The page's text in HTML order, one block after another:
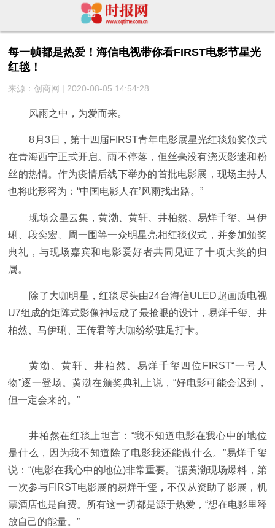
每一帧都是热爱！海信电视带你看FIRST电影节星光
红毯！
来源：创商网 | 2020-08-05 14:54:28
风雨之中，为爱而来。
8月3日，第十四届FIRST青年电影展星光红毯颁奖仪式
在青海西宁正式开启。雨不停落，但丝毫没有浇灭影迷和粉
丝的热情。作为疫情后线下举办的首批电影展，现场主持人
也将此形容为：“中国电影人在’风雨找出路。”
现场众星云集，黄渤、黄轩、井柏然、易烊千玺、马伊
琍、段奕宏、周一围等一众明星亮相红毯仪式，并参加颁奖
典礼，与现场嘉宾和电影爱好者共同见证了十项大奖的归
属。
除了大咖明星，红毯尽头由24台海信ULED超画质电视
U7组成的矩阵式影像神坛成了最抢眼的设计，易烊千玺、井
柏然、马伊琍、王传君等大咖纷纷驻足打卡。
黄渤、黄轩、井柏然、易烊千玺四位FIRST“一号人
物”逐一登场。黄渤在颁奖典礼上说，“好电影可能会迟到，
但一定会来的。”
井柏然在红毯上坦言：“我不知道电影在我心中的地位
是什么，因为我不知道除了电影我还能做什么。”易烊千玺
说：“(电影在我心中的地位)非常重要。”据黄渤现场爆料，第
一次参与FIRST电影展的易烊千玺，不仅从资助了影展，机
票酒店也是自费。所有这一切都是源于热爱，“想在电影里释
放自己的能量。”